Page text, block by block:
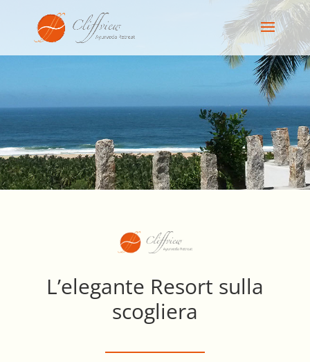
L’elegante Resort sulla
scogliera